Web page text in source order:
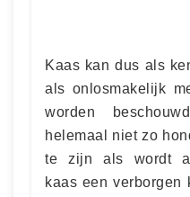
Kaas kan dus als
als onlosmakelijk
worden
helemaal niet zo
te zijn als wordt
kaas een verborgen